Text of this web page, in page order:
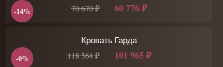
70 670 ₽ 60 776 ₽
-14%
Кровать Гарда
118 564 ₽ 101 965 ₽
-0%